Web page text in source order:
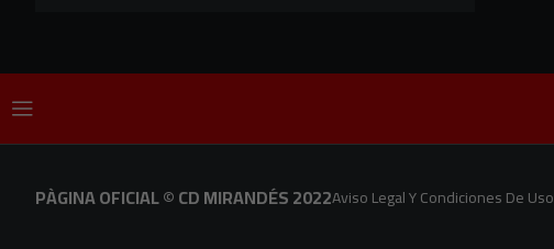
Aviso Legal Y Condiciones De Uso
PÀGINA OFICIAL © CD MIRANDÉS 2022